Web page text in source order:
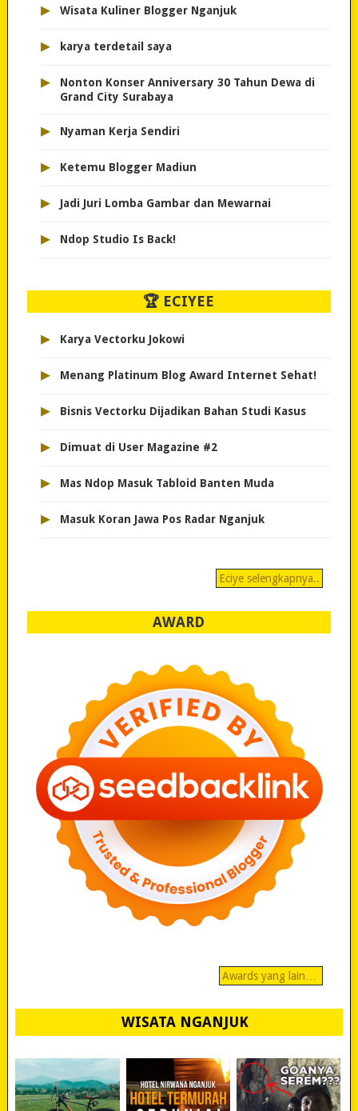
▸ Wisata Kuliner Blogger Nganjuk
▸ karya terdetail saya
▸
Nonton Konser Anniversary 30 Tahun Dewa di
Grand City Surabaya
▸ Nyaman Kerja Sendiri
▸ Ketemu Blogger Madiun
▸ Jadi Juri Lomba Gambar dan Mewarnai
▸ Ndop Studio Is Back!
🏆 ECIYEE
▸ Karya Vectorku Jokowi
▸ Menang Platinum Blog Award Internet Sehat!
▸ Bisnis Vectorku Dijadikan Bahan Studi Kasus
▸ Dimuat di User Magazine #2
▸ Mas Ndop Masuk Tabloid Banten Muda
▸ Masuk Koran Jawa Pos Radar Nganjuk
Eciye selengkapnya..
AWARD
Awards yang lain…
WISATA NGANJUK